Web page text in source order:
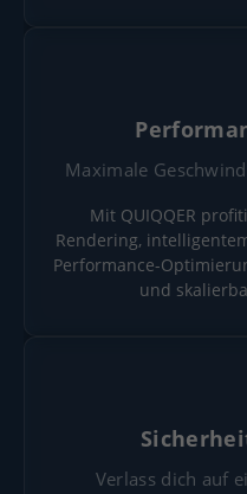
Maximale
Mit QUIQQER
Rendering,
Performance-
und
Verlass dich auf